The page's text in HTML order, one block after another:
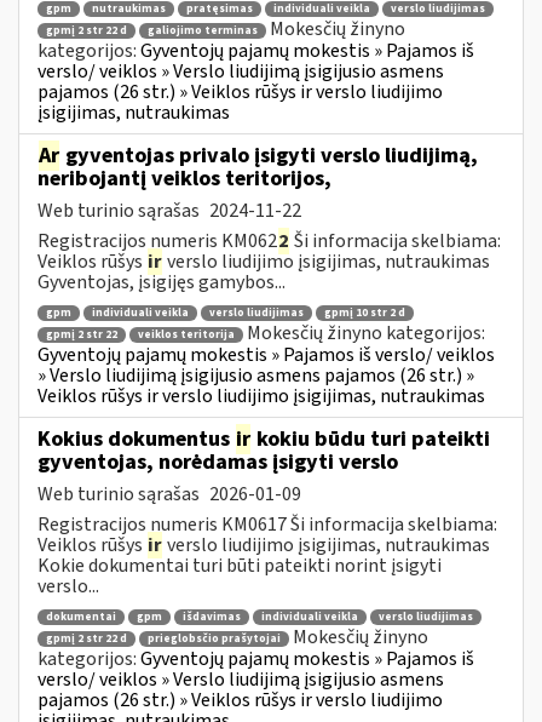
gpm nutraukimas pratęsimas individuali veikla
verslo liudijimas
gpmį 2 str 22 d
galiojimo terminas
Mokesčių žinyno
kategorijos:Gyventojų pajamų mokestis » Pajamos iš
verslo/ veiklos » Verslo liudijimą įsigijusio asmens
pajamos (26 str.) » Veiklos rūšys ir verslo liudijimo
įsigijimas, nutraukimas
Ar gyventojas privalo įsigyti verslo liudijimą,
neribojantį veiklos teritorijos,
Web turinio sąrašas 2024-11-22
Registracijos numeris KM0622 Ši informacija skelbiama:
Veiklos rūšys irverslo liudijimo įsigijimas, nutraukimas
Gyventojas, įsigijęs gamybos...
gpm individuali veikla verslo liudijimas
gpmį 10 str 2 d
gpmį 2 str 22
veiklos teritorija
Mokesčių žinyno kategorijos:
Gyventojų pajamų mokestis » Pajamos iš verslo/ veiklos
» Verslo liudijimą įsigijusio asmens pajamos (26 str.) »
Veiklos rūšys ir verslo liudijimo įsigijimas, nutraukimas
Kokius dokumentus ir kokiu būdu turi pateikti
gyventojas, norėdamas įsigyti verslo
Web turinio sąrašas 2026-01-09
Registracijos numeris KM0617 Ši informacija skelbiama:
Veiklos rūšys irverslo liudijimo įsigijimas, nutraukimas
Kokie dokumentai turi būti pateikti norint įsigyti
verslo...
dokumentai gpm išdavimas individuali veikla
verslo liudijimas
gpmį 2 str 22 d
prieglobsčio prašytojai
Mokesčių žinyno
kategorijos:Gyventojų pajamų mokestis » Pajamos iš
verslo/ veiklos » Verslo liudijimą įsigijusio asmens
pajamos (26 str.) » Veiklos rūšys ir verslo liudijimo